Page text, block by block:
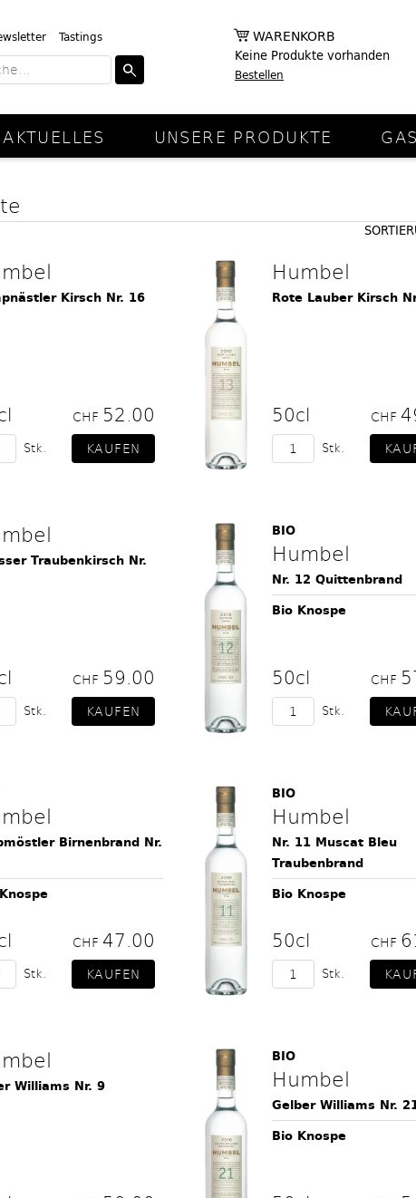
Tastings WARENKORB
Keine Produkte vorhanden
Bestellen
AKTUELLES UNSERE PRODUKTE
Kirsch Nr. 16
CHF 52.00
Stk.
Humbel
Rote Lauber Kirsch
50cl CHF
Stk.
Traubenkirsch Nr.
CHF 59.00
Stk.
BIO
Humbel
Nr. 12 Quittenbrand
Bio Knospe
50cl CHF
Stk.
Birnenbrand Nr.
CHF 47.00
Stk.
BIO
Humbel
Nr. 11 Muscat Bleu
Traubenbrand
Bio Knospe
50cl CHF
Stk.
Williams Nr. 9
BIO
Humbel
Gelber Williams Nr.
Bio Knospe